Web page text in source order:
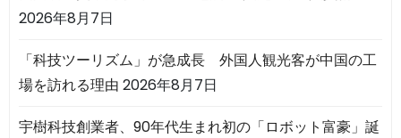
2026年8月7日
「科技ツーリズム」が急成長 外国人観光客が中国の工
場を訪れる理由 2026年8月7日
宇樹科技創業者、90年代生まれ初の「ロボット富豪」誕